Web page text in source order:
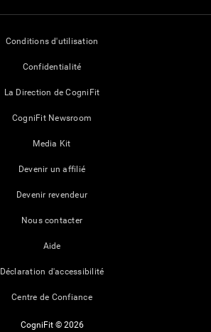
Conditions d'utilisation
Confidentialité
La Direction de CogniFit
CogniFit Newsroom
Media Kit
Devenir un affilié
Devenir revendeur
Nous contacter
Aide
Déclaration d'accessibilité
Centre de Confiance
CogniFit © 2026